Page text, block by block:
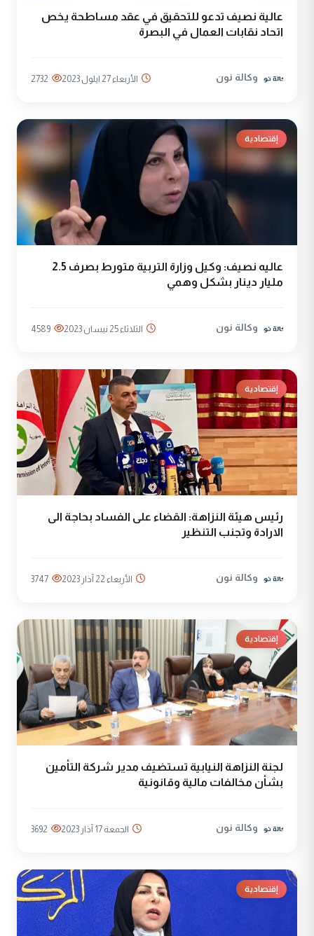
عالية نصيف تدعو للتحقيق في عقد مساطحة يخص
اتحاد نقابات العمال في البصرة
وكالة نون الأربعاء 27 ايلول 2023 2732
إقتصادية
عاليه نصيف: وكيل وزارة التربية متورط بصرف 2.5
مليار دينار بشكل وهمي
وكالة نون الثلاثاء 25 نيسان 2023 4589
إقتصادية
رئيس هيئة النزاهة: القضاء على الفساد بحاجة الى
الارادة وتجنب التنظير
وكالة نون الأربعاء 22 آذار 2023 3747
إقتصادية
لجنة النزاهة النيابية تستضيف مدير شركة التأمين
بشأن مخالفات مالية وقانونية
وكالة نون الجمعة 17 آذار 2023 3692
إقتصادية